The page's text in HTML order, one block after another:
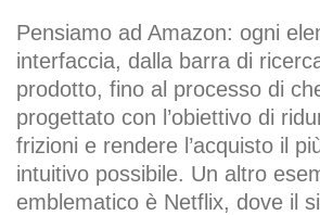
Pensiamo ad Amazon: ogni
interfaccia, dalla barra di
prodotto, fino al processo di
progettato con l’obiettivo di
frizioni e rendere l’acquisto il
intuitivo possibile. Un altro
emblematico è Netflix, dove il